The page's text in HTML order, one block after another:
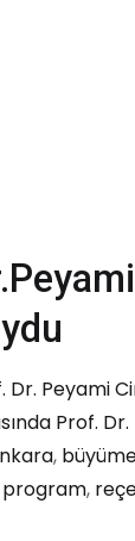
Dr. Peyami
Prof.
,
program,